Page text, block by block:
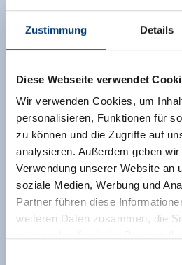
Zustimmung Details
Diese Webseite verwendet
Wir verwenden Cookies, um
personalisieren, Funktionen für
zu können und die Zugriffe auf
analysieren. Außerdem geben
Verwendung unserer Website an
soziale Medien, Werbung und
Partner führen diese
weiteren Daten zusammen, die